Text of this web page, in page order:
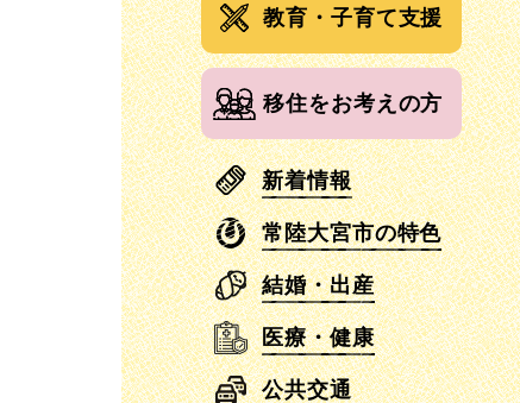
教育・子育て支援
移住をお考えの方
新着情報
常陸大宮市の特色
結婚・出産
医療・健康
公共交通